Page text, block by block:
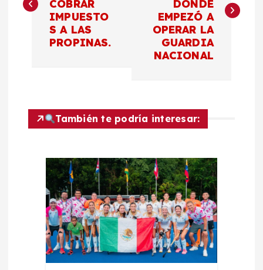
v
c
COBRAR
IMPUESTO
S A LAS
PROPINAS.
DONDE
EMPEZÓ A
OPERAR LA
GUARDIA
NACIONAL
También te podría interesar: